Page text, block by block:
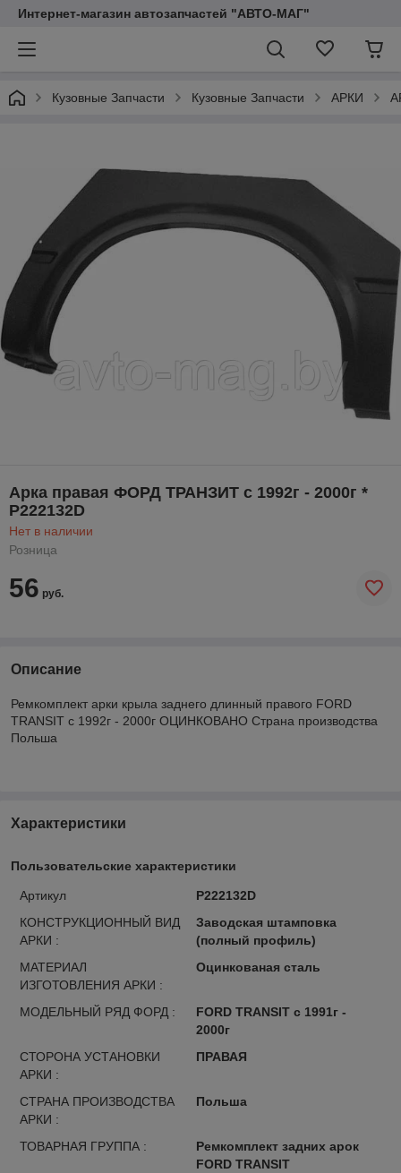
Интернет-магазин автозапчастей "АВТО-МАГ"
Кузовные Запчасти Кузовные Запчасти АРКИ
Арка правая ФОРД ТРАНЗИТ с 1992г - 2000г *
P222132D
Нет в наличии
Розница
56 руб.
Описание
Ремкомплект арки крыла заднего длинный правого FORD
TRANSIT с 1992г - 2000г ОЦИНКОВАНО Страна производства
Польша
Характеристики
Пользовательские характеристики
Артикул
P222132D
КОНСТРУКЦИОННЫЙ ВИД
АРКИ :
Заводская штамповка
(полный профиль)
МАТЕРИАЛ
ИЗГОТОВЛЕНИЯ АРКИ :
Оцинкованая сталь
МОДЕЛЬНЫЙ РЯД ФОРД :
FORD TRANSIT с 1991г -
2000г
СТОРОНА УСТАНОВКИ
АРКИ :
ПРАВАЯ
СТРАНА ПРОИЗВОДСТВА
АРКИ :
Польша
ТОВАРНАЯ ГРУППА :
Ремкомплект задних арок
FORD TRANSIT